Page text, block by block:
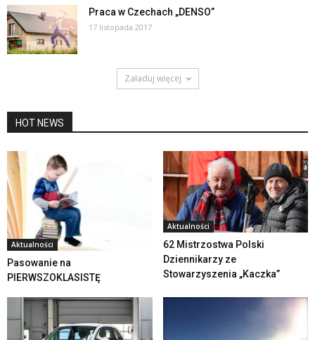
Praca w Czechach „DENSO”
17 listopada 2017
Załaduj więcej
HOT NEWS
Aktualności
Pasowanie na
PIERWSZOKLASISTĘ
Aktualności
62 Mistrzostwa Polski
Dziennikarzy ze
Stowarzyszenia „Kaczka”